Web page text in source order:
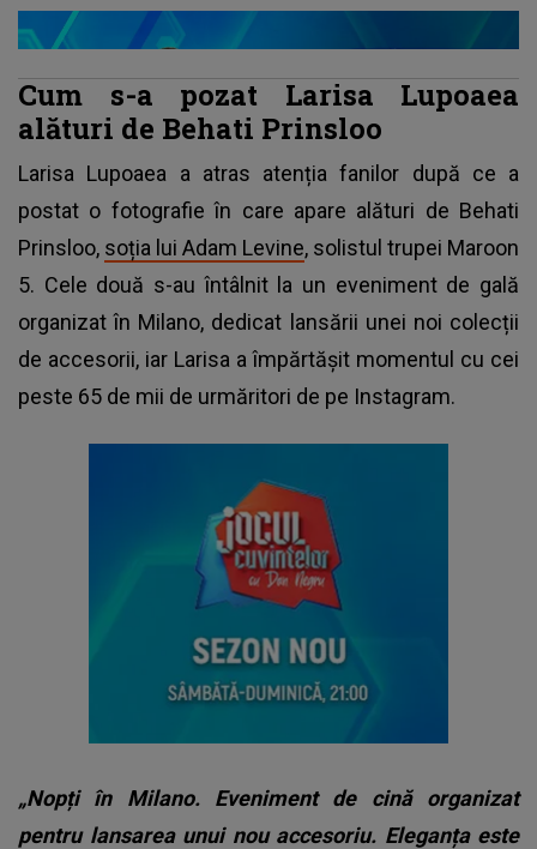
Cum s-a pozat Larisa Lupoaea
alături de Behati Prinsloo
Larisa Lupoaea a atras atenția fanilor după ce a
postat o fotografie în care apare alături de Behati
Prinsloo, soția lui Adam Levine, solistul trupei Maroon
5. Cele două s-au întâlnit la un eveniment de gală
organizat în Milano, dedicat lansării unei noi colecții
de accesorii, iar Larisa a împărtășit momentul cu cei
peste 65 de mii de urmăritori de pe Instagram.
„Nopți în Milano. Eveniment de cină organizat
pentru lansarea unui nou accesoriu. Eleganța este